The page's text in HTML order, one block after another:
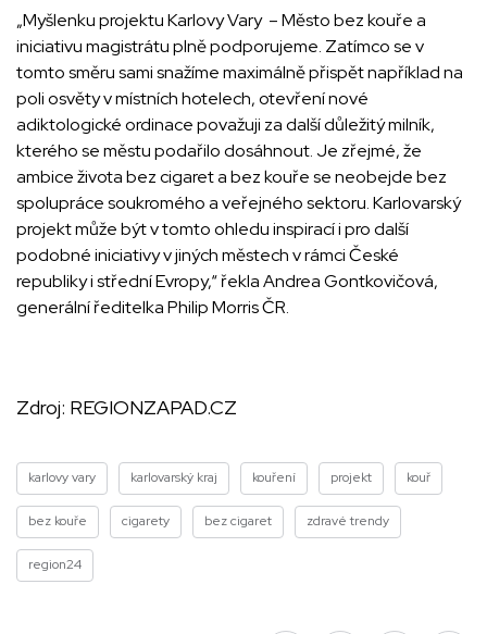
„Myšlenku projektu Karlovy Vary – Město bez kouře a
iniciativu magistrátu plně podporujeme. Zatímco se v
tomto směru sami snažíme maximálně přispět například na
poli osvěty v místních hotelech, otevření nové
adiktologické ordinace považuji za další důležitý milník,
kterého se městu podařilo dosáhnout. Je zřejmé, že
ambice života bez cigaret a bez kouře se neobejde bez
spolupráce soukromého a veřejného sektoru. Karlovarský
projekt může být v tomto ohledu inspirací i pro další
podobné iniciativy v jiných městech v rámci České
republiky i střední Evropy,“ řekla Andrea Gontkovičová,
generální ředitelka Philip Morris ČR.
Zdroj: REGIONZAPAD.CZ
karlovy vary karlovarský kraj kouření projekt kouř
bez kouře cigarety bez cigaret zdravé trendy
region24